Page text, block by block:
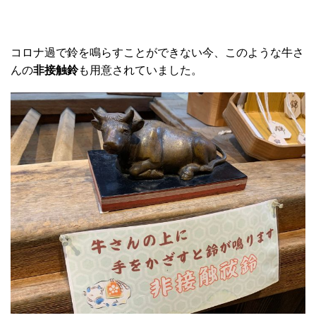
コロナ過で鈴を鳴らすことができない今、このような牛さ
んの非接触鈴も用意されていました。